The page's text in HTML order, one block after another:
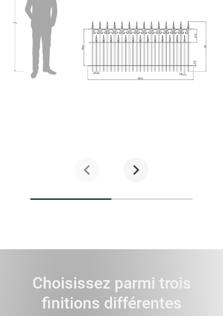
Choisissez parmi trois
finitions différentes